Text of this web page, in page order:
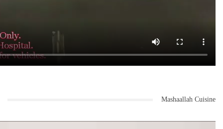
Mashaallah Cuisine